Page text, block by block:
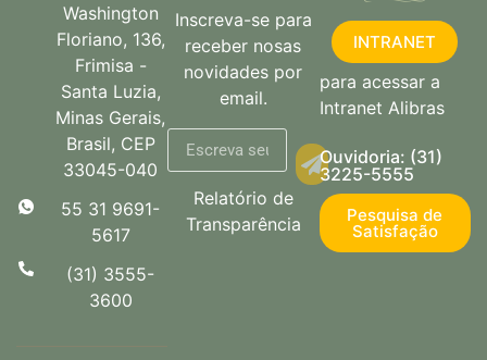
Washington
Floriano, 136,
Frimisa -
Santa Luzia,
Minas Gerais,
Brasil, CEP
33045-040
55 31 9691-
5617
(31) 3555-
3600
Inscreva-se para
receber nosas
novidades por
email.
Relatório de
Transparência
INTRANET
para acessar a
Intranet Alibras
Ouvidoria: (31)
3225-5555
Pesquisa de
Satisfação